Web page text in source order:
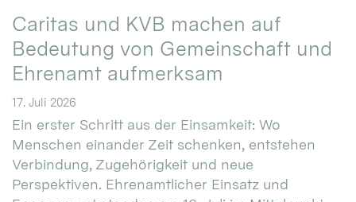
Caritas und KVB machen auf
Bedeutung von Gemeinschaft und
Ehrenamt aufmerksam
17. Juli 2026
Ein erster Schritt aus der Einsamkeit: Wo
Menschen einander Zeit schenken, entstehen
Verbindung, Zugehörigkeit und neue
Perspektiven. Ehrenamtlicher Einsatz und